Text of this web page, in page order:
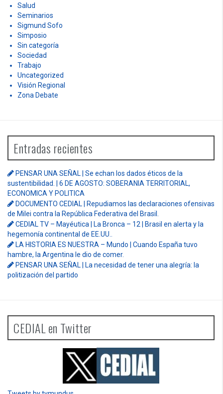
Salud
Seminarios
Sigmund Sofo
Simposio
Sin categoría
Sociedad
Trabajo
Uncategorized
Visión Regional
Zona Debate
Entradas recientes
PENSAR UNA SEÑAL | Se echan los dados éticos de la
sustentibilidad. | 6 DE AGOSTO: SOBERANIA TERRITORIAL,
ECONOMICA Y POLITICA
DOCUMENTO CEDIAL | Repudiamos las declaraciones ofensivas
de Milei contra la República Federativa del Brasil.
CEDIAL TV – Mayéutica | La Bronca – 12 | Brasil en alerta y la
hegemonía continental de EE.UU..
LA HISTORIA ES NUESTRA – Mundo | Cuando España tuvo
hambre, la Argentina le dio de comer.
PENSAR UNA SEÑAL | La necesidad de tener una alegría: la
politización del partido
CEDIAL en Twitter